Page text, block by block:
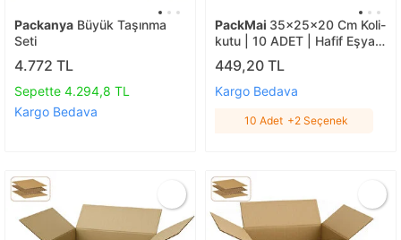
Packanya Büyük Taşınma
Seti
4.772 TL
Sepette 4.294,8 TL
Kargo Bedava
PackMai 35x25x20 Cm Koli-
kutu | 10 ADET | Hafif Eşya
Kolisi Tek Oluklu 3mm Karton
Kutu 10 Adet
449,20 TL
Kargo Bedava
10 Adet +2 Seçenek